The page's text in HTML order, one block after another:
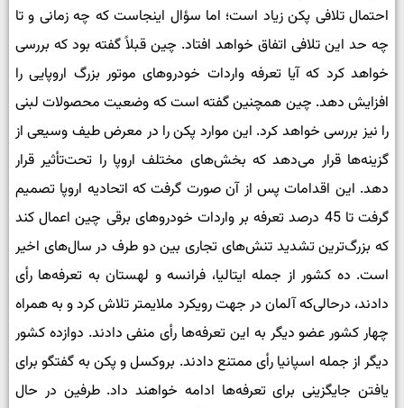
احتمال تلافی پکن زیاد است؛ اما سؤال اینجاست که چه زمانی و تا
چه حد این تلافی اتفاق خواهد افتاد. چین قبلاً گفته بود که بررسی
خواهد کرد که آیا تعرفه واردات خودروهای موتور بزرگ اروپایی را
افزایش دهد. چین همچنین گفته است که وضعیت محصولات لبنی
را نیز بررسی خواهد کرد. این موارد پکن را در معرض طیف وسیعی از
گزینه‌ها قرار می‌دهد که بخش‌های مختلف اروپا را تحت‌تأثیر قرار
‌دهد. این اقدامات پس از آن صورت گرفت که اتحادیه اروپا تصمیم
گرفت تا 45 درصد تعرفه بر واردات خودروهای برقی چین اعمال کند
که بزرگ‌ترین تشدید تنش‌­های تجاری بین دو طرف در سال‌های اخیر
است. ده کشور از جمله ایتالیا، فرانسه و لهستان به تعرفه­‌ها رأی
دادند، درحالی‌که آلمان در جهت رویکرد ملایم­تر تلاش کرد و به همراه
چهار کشور عضو دیگر به این تعرفه­‌ها رأی منفی دادند. دوازده کشور
دیگر از جمله اسپانیا رأی ممتنع دادند. بروکسل و پکن به گفتگو برای
یافتن جایگزینی برای تعرفه‌ها ادامه خواهند داد. طرفین در حال